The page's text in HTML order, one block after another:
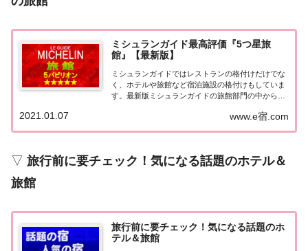
ミシュランガイド最高評価『5つ星旅
館』【最新版】
ミシュランガイドではレストランの格付けだけでな
く、ホテルや旅館など宿泊施設の格付けもしていま
す。最新版ミシュランガイドの旅館部門の中から最
とめてみました♪ いずれも人気ランキングなどで常
に上位を賑わす有名旅館。各旅館の情報と口コミ評
www.e宿.com
2021.01.07
▽ 旅行前に要チェック！気になる話題のホテル＆
旅館
旅行前に要チェック！気になる話題のホ
テル＆旅館